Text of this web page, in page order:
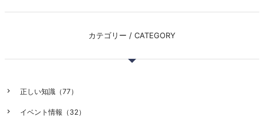
カテゴリー / CATEGORY
正しい知識（77）
イベント情報（32）